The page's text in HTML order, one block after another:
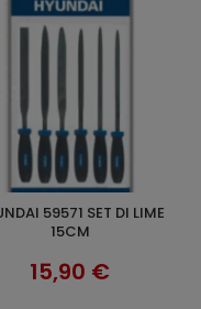
AGGIUNGI AL CARRELLO
59575
20,90 €